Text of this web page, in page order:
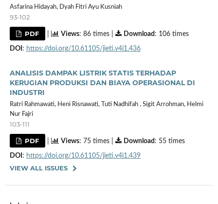
Asfarina Hidayah, Dyah Fitri Ayu Kusniah
93-102
PDF Views: 86 times | Download : 106 times
DOI : https://doi.org/10.61105/jieti.v4i1.436
ANALISIS DAMPAK LISTRIK STATIS TERHADAP
KERUGIAN PRODUKSI DAN BIAYA OPERASIONAL DI
INDUSTRI
Ratri Rahmawati, Heni Risnawati, Tuti Nadhifah , Sigit Arrohman, Helmi
Nur Fajri
103-111
PDF Views: 75 times | Download : 55 times
DOI : https://doi.org/10.61105/jieti.v4i1.439
VIEW ALL ISSUES